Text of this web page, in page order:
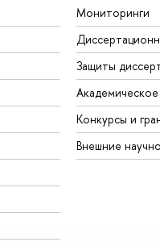
Мониторинги
Защиты
Академическое
Конкурсы и
Внешние